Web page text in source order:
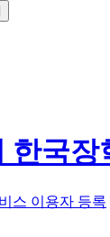
스 이용자 등록